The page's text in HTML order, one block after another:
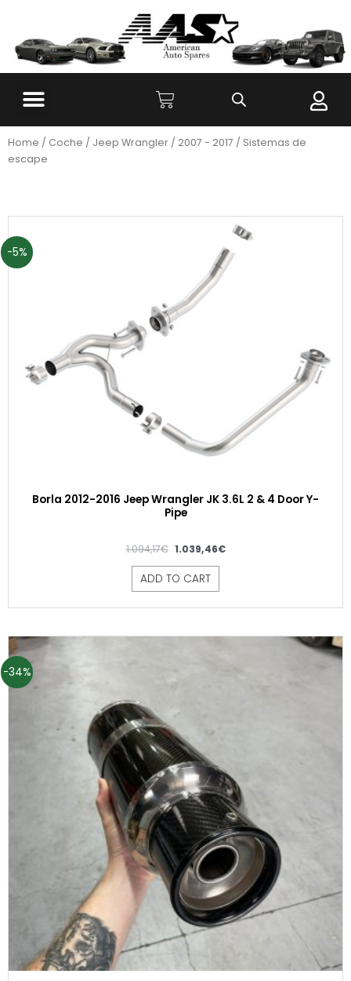
Home / Coche / Jeep Wrangler / 2007 - 2017 / Sistemas de
escape
-5%
Borla 2012-2016 Jeep Wrangler JK 3.6L 2 & 4 Door Y-
Pipe
1.094,17€ 1.039,46€
ADD TO CART
-34%